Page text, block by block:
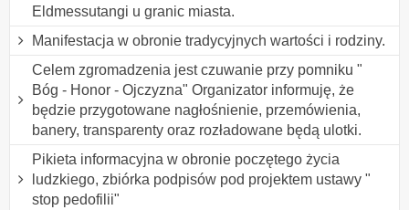
Eldmessutangi u granic miasta.
Manifestacja w obronie tradycyjnych wartości i rodziny.
Celem zgromadzenia jest czuwanie przy pomniku "
Bóg - Honor - Ojczyzna" Organizator informuję, że
będzie przygotowane nagłośnienie, przemówienia,
banery, transparenty oraz rozładowane będą ulotki.
Pikieta informacyjna w obronie poczętego życia
ludzkiego, zbiórka podpisów pod projektem ustawy "
stop pedofilii"